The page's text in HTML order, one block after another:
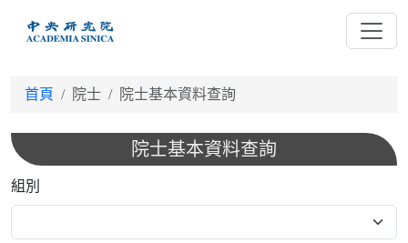
首頁 院士 院士基本資料查詢
院士基本資料查詢
組別